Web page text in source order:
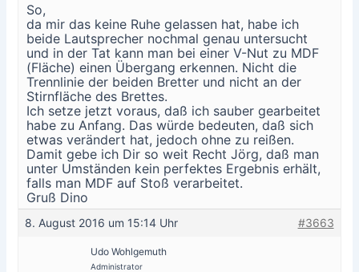
So,
da mir das keine Ruhe gelassen hat, habe ich
beide Lautsprecher nochmal genau untersucht
und in der Tat kann man bei einer V-Nut zu MDF
(Fläche) einen Übergang erkennen. Nicht die
Trennlinie der beiden Bretter und nicht an der
Stirnfläche des Brettes.
Ich setze jetzt voraus, daß ich sauber gearbeitet
habe zu Anfang. Das würde bedeuten, daß sich
etwas verändert hat, jedoch ohne zu reißen.
Damit gebe ich Dir so weit Recht Jörg, daß man
unter Umständen kein perfektes Ergebnis erhält,
falls man MDF auf Stoß verarbeitet.
Gruß Dino
8. August 2016 um 15:14 Uhr #3663
Udo Wohlgemuth
Administrator